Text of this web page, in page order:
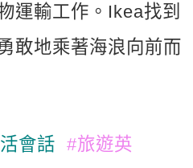
運輸工作。Ikea找到
敢地乘著海浪向前而
會話
#旅遊英